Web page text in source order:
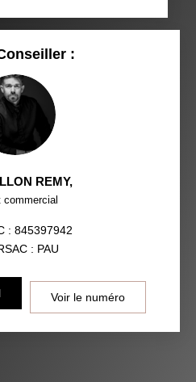
:
REMY,
commercial
: 845397942
: PAU
Voir le numéro